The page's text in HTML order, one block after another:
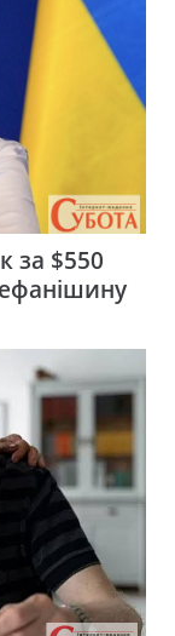
за $550